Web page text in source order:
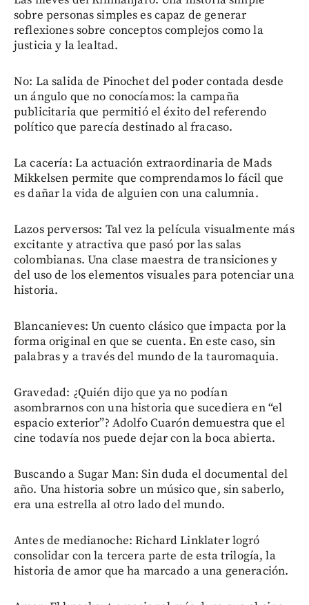
sobre personas simples es capaz de generar
reflexiones sobre conceptos complejos como la
justicia y la lealtad.
No: La salida de Pinochet del poder contada desde
un ángulo que no conocíamos: la campaña
publicitaria que permitió el éxito del referendo
político que parecía destinado al fracaso.
La cacería: La actuación extraordinaria de Mads
Mikkelsen permite que comprendamos lo fácil que
es dañar la vida de alguien con una calumnia.
Lazos perversos: Tal vez la película visualmente más
excitante y atractiva que pasó por las salas
colombianas. Una clase maestra de transiciones y
del uso de los elementos visuales para potenciar una
historia.
Blancanieves: Un cuento clásico que impacta por la
forma original en que se cuenta. En este caso, sin
palabras y a través del mundo de la tauromaquia.
Gravedad: ¿Quién dijo que ya no podían
asombrarnos con una historia que sucediera en “el
espacio exterior”? Adolfo Cuarón demuestra que el
cine todavía nos puede dejar con la boca abierta.
Buscando a Sugar Man: Sin duda el documental del
año. Una historia sobre un músico que, sin saberlo,
era una estrella al otro lado del mundo.
Antes de medianoche: Richard Linklater logró
consolidar con la tercera parte de esta trilogía, la
historia de amor que ha marcado a una generación.